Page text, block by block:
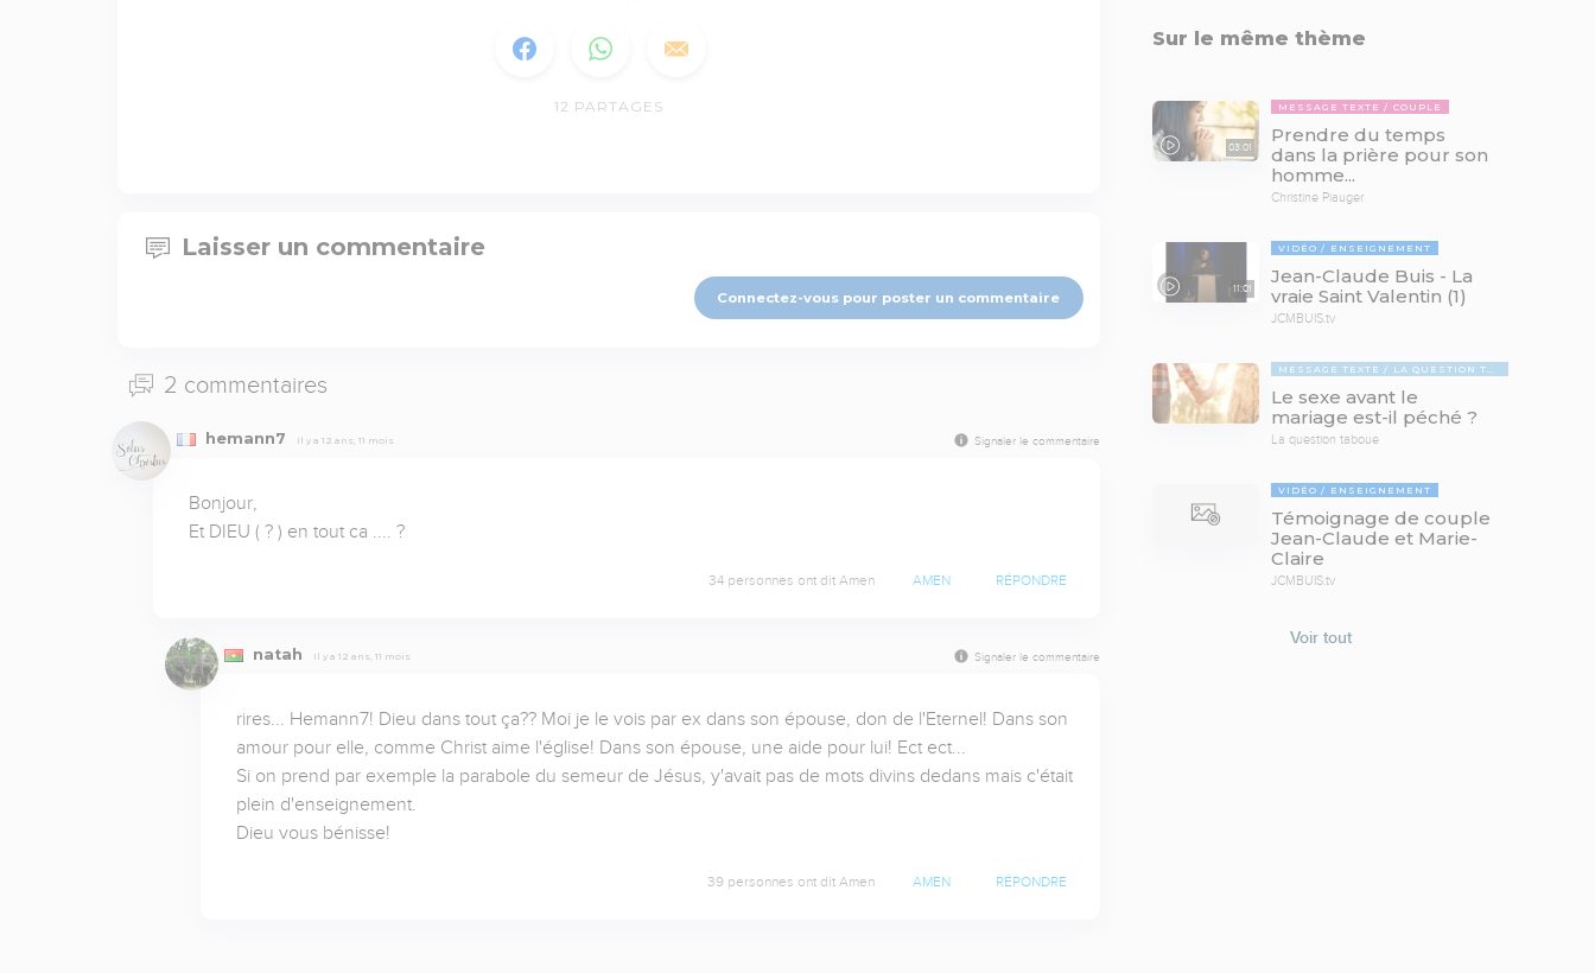
12 PARTAGES
Laisser un commentaire
Connectez-vous pour poster un commentaire
2 commentaires
hemann7 Il y a 12 ans, 11 mois Signaler le commentaire
Bonjour,
Et DIEU ( ? ) en tout ca .... ?
34 personnes ont dit Amen AMEN RÉPONDRE
natah Il y a 12 ans, 11 mois Signaler le commentaire
rires... Hemann7! Dieu dans tout ça?? Moi je le vois par ex dans son épouse, don de l'Eternel! Dans son
amour pour elle, comme Christ aime l'église! Dans son épouse, une aide pour lui! Ect ect...
Si on prend par exemple la parabole du semeur de Jésus, y'avait pas de mots divins dedans mais c'était
plein d'enseignement.
Dieu vous bénisse!
39 personnes ont dit Amen AMEN RÉPONDRE
Sur le même thème
03:01
MESSAGE TEXTE COUPLE
Prendre du temps
dans la prière pour son
homme...
Christine Piauger
11:01
VIDÉO ENSEIGNEMENT
Jean-Claude Buis - La
vraie Saint Valentin (1)
JCMBUIS.tv
MESSAGE TEXTE LA QUESTION TABOUE
Le sexe avant le
mariage est-il péché ?
La question taboue
VIDÉO ENSEIGNEMENT
Témoignage de couple
Jean-Claude et Marie-
Claire
JCMBUIS.tv
Voir tout